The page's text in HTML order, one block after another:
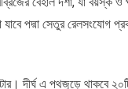
পদ্মা সেতুর রেলসংযোগ
দীর্ঘ এ পথজুড়ে থাকবে